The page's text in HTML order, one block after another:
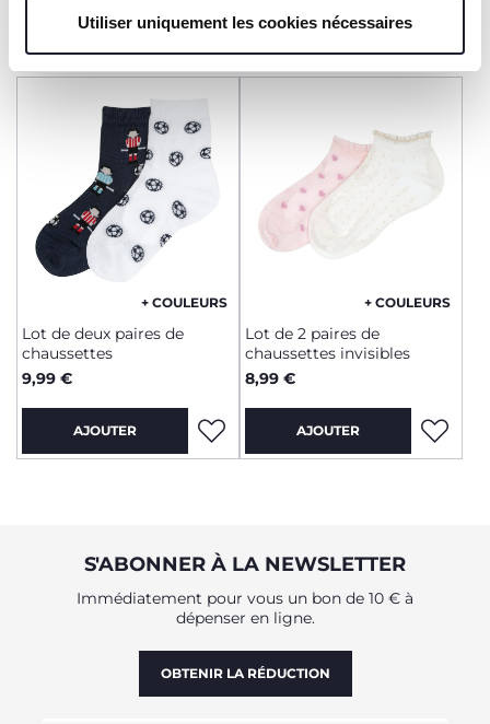
Utiliser uniquement les cookies nécessaires
AJOUTER AJOUTER
+ COULEURS
Lot de deux paires de
chaussettes
9,99 €
AJOUTER
+ COULEURS
Lot de 2 paires de
chaussettes invisibles
8,99 €
AJOUTER
S'ABONNER À LA NEWSLETTER
Immédiatement pour vous un bon de 10 € à
dépenser en ligne.
OBTENIR LA RÉDUCTION